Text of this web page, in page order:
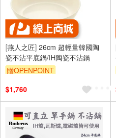
[燕人之匠] 26cm 超輕量韓國陶
瓷不沾平底鍋/IH陶瓷不沾鍋
贈OPENPOINT
$1,760